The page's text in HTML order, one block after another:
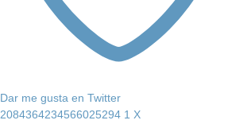
Dar me gusta en Twitter
2084364234566025294 1 X